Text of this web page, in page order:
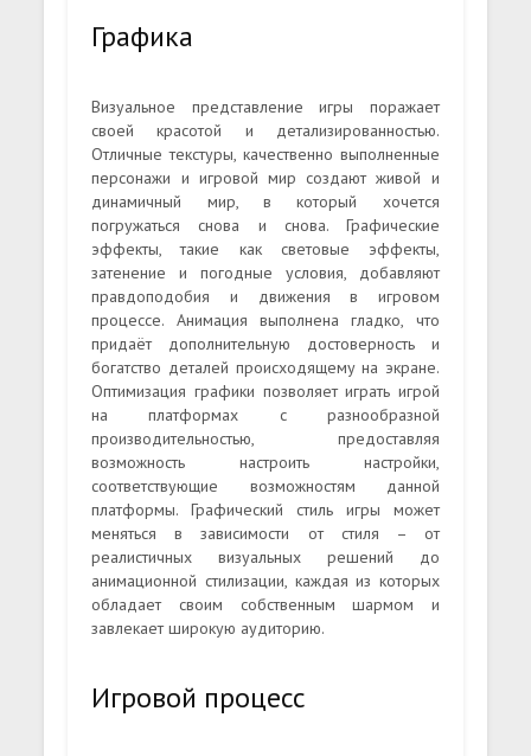
Графика
Визуальное представление игры поражает
своей красотой и детализированностью.
Отличные текстуры, качественно выполненные
персонажи и игровой мир создают живой и
динамичный мир, в который хочется
погружаться снова и снова. Графические
эффекты, такие как световые эффекты,
затенение и погодные условия, добавляют
правдоподобия и движения в игровом
процессе. Анимация выполнена гладко, что
придаёт дополнительную достоверность и
богатство деталей происходящему на экране.
Оптимизация графики позволяет играть игрой
на платформах с разнообразной
производительностью, предоставляя
возможность настроить настройки,
соответствующие возможностям данной
платформы. Графический стиль игры может
меняться в зависимости от стиля – от
реалистичных визуальных решений до
анимационной стилизации, каждая из которых
обладает своим собственным шармом и
завлекает широкую аудиторию.
Игровой процесс